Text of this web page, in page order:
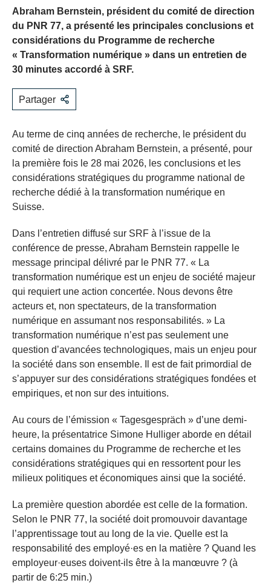
Abraham Bernstein, président du comité de direction
du PNR 77, a présenté les principales conclusions et
considérations du Programme de recherche
« Transformation numérique » dans un entretien de
30 minutes accordé à SRF.
Partager
Au terme de cinq années de recherche, le président du
comité de direction Abraham Bernstein, a présenté, pour
la première fois le 28 mai 2026, les conclusions et les
considérations stratégiques du programme national de
recherche dédié à la transformation numérique en
Suisse.
Dans l’entretien diffusé sur SRF à l’issue de la
conférence de presse, Abraham Bernstein rappelle le
message principal délivré par le PNR 77. « La
transformation numérique est un enjeu de société majeur
qui requiert une action concertée. Nous devons être
acteurs et, non spectateurs, de la transformation
numérique en assumant nos responsabilités. » La
transformation numérique n’est pas seulement une
question d’avancées technologiques, mais un enjeu pour
la société dans son ensemble. Il est de fait primordial de
s’appuyer sur des considérations stratégiques fondées et
empiriques, et non sur des intuitions.
Au cours de l’émission « Tagesgespräch » d’une demi-
heure, la présentatrice Simone Hulliger aborde en détail
certains domaines du Programme de recherche et les
considérations stratégiques qui en ressortent pour les
milieux politiques et économiques ainsi que la société.
La première question abordée est celle de la formation.
Selon le PNR 77, la société doit promouvoir davantage
l’apprentissage tout au long de la vie. Quelle est la
responsabilité des employé·es en la matière ? Quand les
employeur·euses doivent-ils être à la manœuvre ? (à
partir de 6:25 min.)